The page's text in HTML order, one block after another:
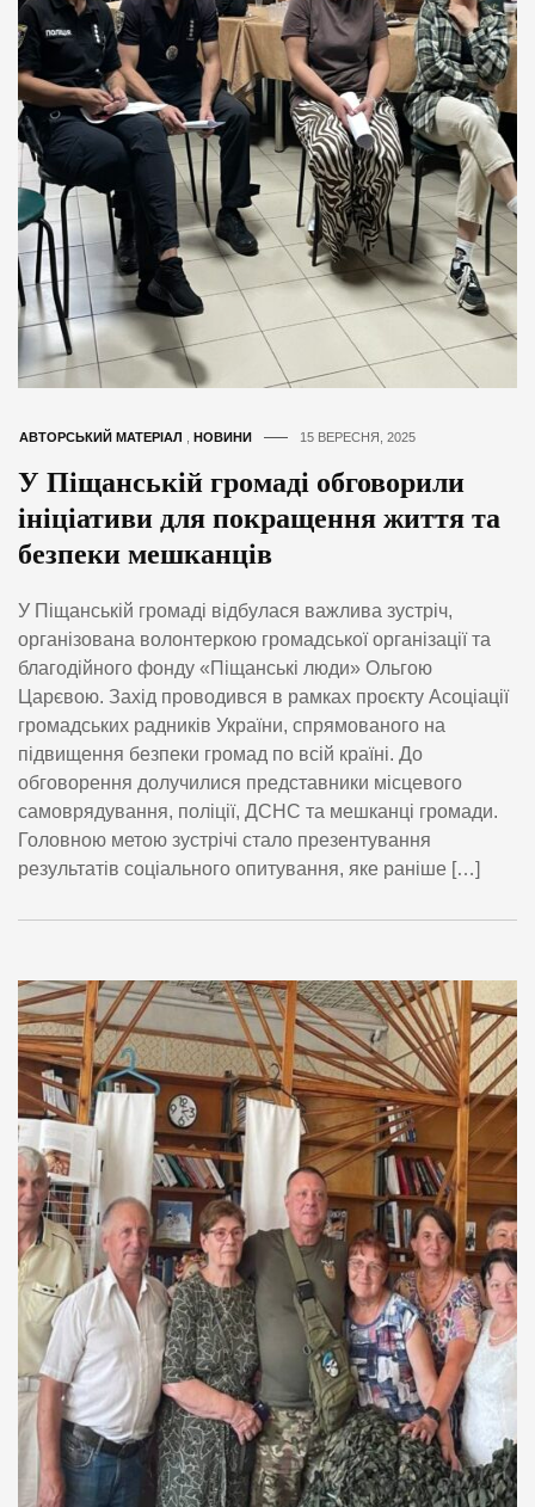
АВТОРСЬКИЙ МАТЕРІАЛ НОВИНИ 15 ВЕРЕСНЯ, 2025
У Піщанській громаді обговорили
ініціативи для покращення життя та
безпеки мешканців
У Піщанській громаді відбулася важлива зустріч,
організована волонтеркою громадської організації та
благодійного фонду «Піщанські люди» Ольгою
Царєвою. Захід проводився в рамках проєкту Асоціації
громадських радників України, спрямованого на
підвищення безпеки громад по всій країні. До
обговорення долучилися представники місцевого
самоврядування, поліції, ДСНС та мешканці громади.
Головною метою зустрічі стало презентування
результатів соціального опитування, яке раніше […]